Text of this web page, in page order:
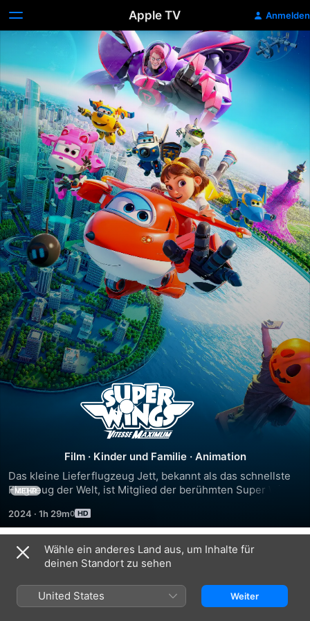
Apple TV Anmelden
Super
Wings:
Maximum
Speed
Film · Kinder und Familie · Animation
Das kleine Lieferflugzeug Jett, bekannt als das schnellste
Flugzeug der Welt, ist Mitglied der berühmten Super Wings.
Lieferdienst oft im Schatten seiner beliebten Teamkollegen.
MEHR
2024 · 1h 29m
Trailer
Wähle ein anderes Land aus, um Inhalte für
deinen Standort zu sehen
United States Weiter